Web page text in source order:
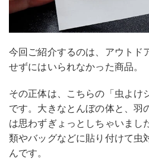
今回ご紹介するのは、アウトド
せずにはいられなかった商品。
その正体は、こちらの「虫よけ
です。大きなとんぼの体と、羽
は思わずぎょっとしちゃいまし
類やバッグなどに貼り付けて虫
んです。